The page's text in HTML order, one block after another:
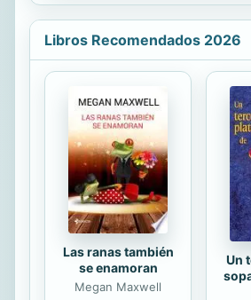
jugosas del cine
descabellados y
Historia del Cine, y
estrategias
fenómeno de masas,
pudor ni malicia a lo
tumultuoso metraje
cabida el cine gore
Libros Recomendados 2026
Las ranas también
se enamoran
Megan Maxwell
Un